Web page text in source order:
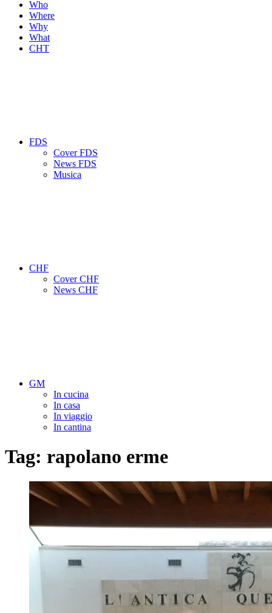
Who
Where
Why
What
CHT
FDS
Cover FDS
News FDS
Musica
CHF
Cover CHF
News CHF
GM
In cucina
In casa
In viaggio
In cantina
Tag: rapolano erme